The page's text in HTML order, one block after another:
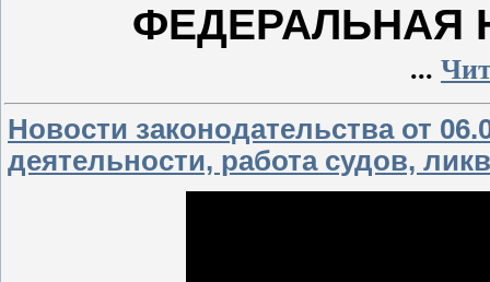
ФЕДЕРАЛЬНАЯ
...
Новости законодательства от
деятельности, работа судов,